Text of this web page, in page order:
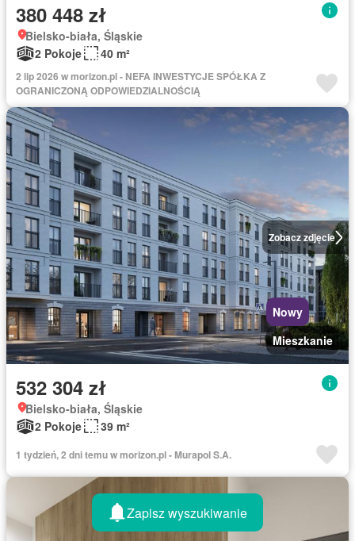
380 448 zł
Bielsko-biała, Śląskie
2 Pokoje
40 m²
2 lip 2026 w morizon.pl - NEFA INWESTYCJE SPÓŁKA Z
OGRANICZONĄ ODPOWIEDZIALNOŚCIĄ
Zobacz zdjęcie
Nowy
Mieszkanie
532 304 zł
Bielsko-biała, Śląskie
2 Pokoje
39 m²
1 tydzień, 2 dni temu w morizon.pl - Murapol S.A.
Zapisz wyszukiwanie